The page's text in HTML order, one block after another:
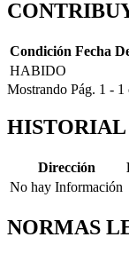
Condición Fecha
HABIDO
Mostrando Pág. 1 - 1
Dirección
No hay Información
NORMAS